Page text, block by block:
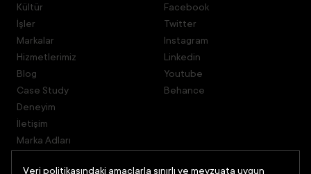
Kültür
İşler
Markalar
Hizmetlerimiz
Blog
Case Study
Deneyim
İletişim
Marka Adları
Facebook
Twitter
Instagram
Linkedin
Youtube
Behance
Veri politikasındaki amaçlarla sınırlı ve mevzuata uygun